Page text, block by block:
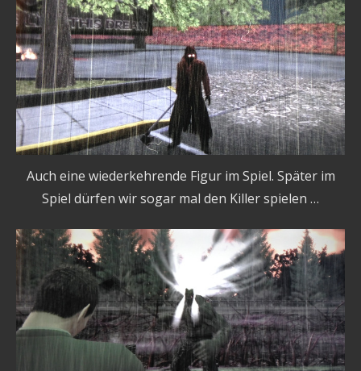
Auch eine wiederkehrende Figur im Spiel. Später im
Spiel dürfen wir sogar mal den Killer spielen …